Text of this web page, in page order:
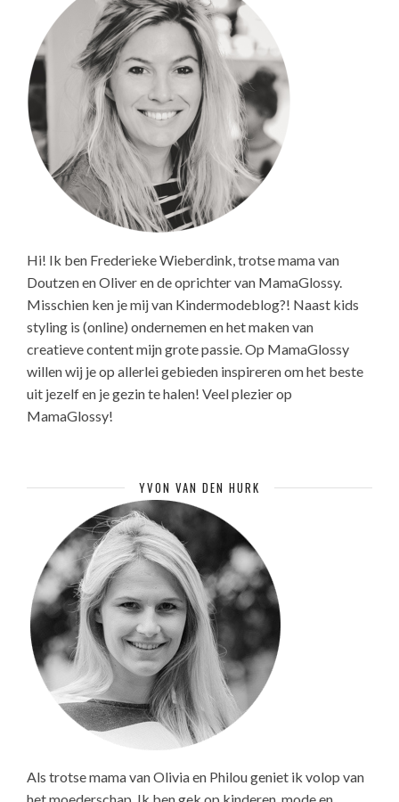
Hi! Ik ben Frederieke Wieberdink, trotse mama van
Doutzen en Oliver en de oprichter van MamaGlossy.
Misschien ken je mij van Kindermodeblog?! Naast kids
styling is (online) ondernemen en het maken van
creatieve content mijn grote passie. Op MamaGlossy
willen wij je op allerlei gebieden inspireren om het beste
uit jezelf en je gezin te halen! Veel plezier op
MamaGlossy!
YVON VAN DEN HURK
Als trotse mama van Olivia en Philou geniet ik volop van